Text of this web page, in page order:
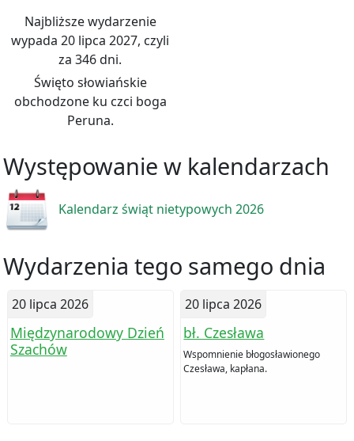
Najbliższe wydarzenie
wypada 20 lipca 2027, czyli
za 346 dni.
Święto słowiańskie
obchodzone ku czci boga
Peruna.
Występowanie w kalendarzach
Kalendarz świąt nietypowych 2026
Wydarzenia tego samego dnia
20 lipca 2026
Międzynarodowy Dzień
Szachów
20 lipca 2026
bł. Czesława
Wspomnienie błogosławionego
Czesława, kapłana.